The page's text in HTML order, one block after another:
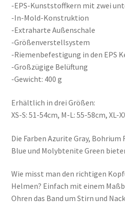
-EPS-Kunststoffkern mit zwei
-In-Mold-Konstruktion
-Extraharte Außenschale
-Größenverstellsystem
-Riemenbefestigung in den EPS
-Großzügige Belüftung
-Gewicht: 400 g
Erhältlich in drei Größen:
XS-S: 51-54cm, M-L: 55-58cm, XL-
Die Farben Azurite Gray, Bohrium
Blue und Molybtenite Green
Wie misst man den richtigen
Helmen? Einfach mit einem
Ohren das Band um Stirn und